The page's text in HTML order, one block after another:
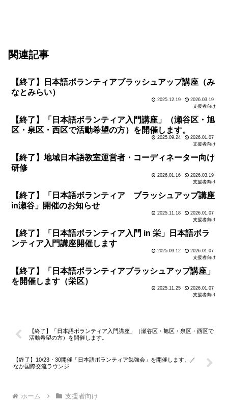
関連記事
【終了】日本語ボランティアブラッシュアップ講座（み
なとみらい）
2025.12.19
2026.03.19
支援者向け
【終了】「日本語ボランティア入門講座」（瀬谷区・旭
区・泉区・西区で活動希望の方）を開催します。
2025.09.24
2026.01.07
支援者向け
【終了】地域日本語教室運営者・コーディネーター向け
研修
2026.01.16
2026.03.19
支援者向け
【終了】「日本語ボランティア ブラッシュアップ講座
in瀬谷」開催のお知らせ
2025.11.18
2026.01.07
支援者向け
【終了】「日本語ボランティア入門 in 栄」日本語ボラ
ンティア入門講座開催します
2025.09.12
2026.01.07
支援者向け
【終了】「日本語ボランティアブラッシュアップ講座」
を開催します（栄区）
2025.11.25
2026.01.07
支援者向け
【終了】「日本語ボランティア入門講座」（瀬谷区・旭区・泉区・西区で
活動希望の方）を開催します。
【終了】10/23・30開催「日本語ボランティア勉強会」を開催します。／
なか国際交流ラウンジ
ホーム 支援者向け